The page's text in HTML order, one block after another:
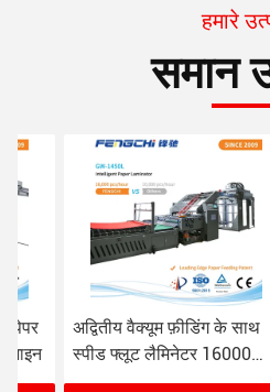
हमारे
समान
अद्वितीय वैक्यूम फ़ीडिंग के साथ
स्पीड फ्लूट लैमिनेटर 16000
चादरें/घंटा गर्म लैमिनेटिंग